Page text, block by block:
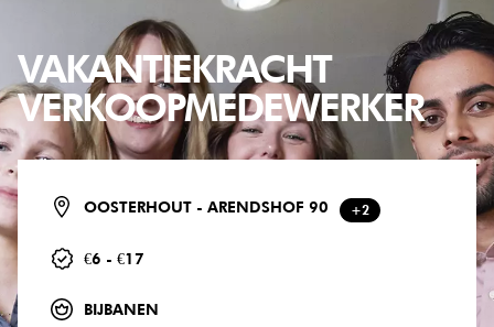
VAKANTIEKRACHT
VERKOOPMEDEWERKER
OOSTERHOUT - ARENDSHOF 90 +2
€6 - €17
BIJBANEN